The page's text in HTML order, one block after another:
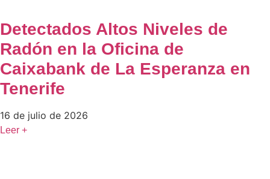
Detectados Altos Niveles de
Radón en la Oficina de
Caixabank de La Esperanza en
Tenerife
16 de julio de 2026
Leer +